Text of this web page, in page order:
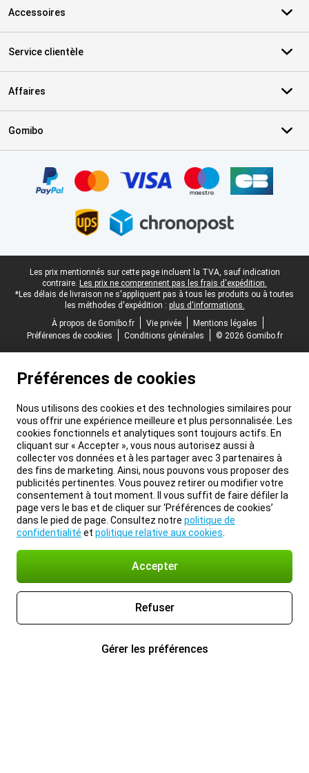
Accessoires
Service clientèle
Affaires
Gomibo
Pied-de-page légal
Les prix mentionnés sur cette page incluent la TVA, sauf indication
contraire. Les prix ne comprennent pas les frais d'expédition.
*Les délais de livraison ne s'appliquent pas à tous les produits ou à toutes
les méthodes d'expédition : plus d'informations.
À propos de Gomibo.fr
Vie privée
Mentions légales
Préférences de cookies
Conditions générales © 2026 Gomibo.fr
Préférences de cookies
Nous utilisons des cookies et des technologies similaires pour
vous offrir une expérience meilleure et plus personnalisée. Les
cookies fonctionnels et analytiques sont toujours actifs. En
cliquant sur « Accepter », vous nous autorisez aussi à
collecter vos données et à les partager avec 3 partenaires à
des fins de marketing. Ainsi, nous pouvons vous proposer des
publicités pertinentes. Vous pouvez retirer ou modifier votre
consentement à tout moment. Il vous suffit de faire défiler la
page vers le bas et de cliquer sur ‘Préférences de cookies’
dans le pied de page. Consultez notre politique de
confidentialité et politique relative aux cookies
Accepter
Refuser
Gérer les préférences